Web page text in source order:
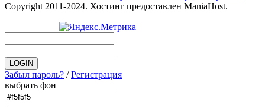
Copyright 2011-2024. Хостинг предоставлен ManiaHost.
Забыл пароль? /Регистрация
выбрать фон